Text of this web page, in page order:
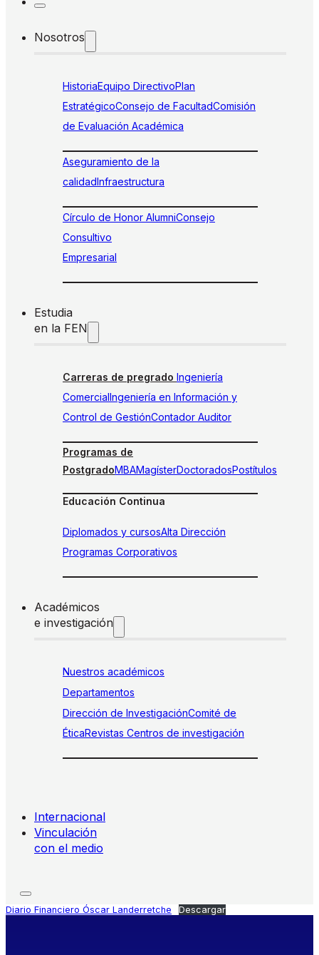
Nosotros
HistoriaEquipo DirectivoPlan
EstratégicoConsejo de FacultadComisión
de Evaluación Académica
Aseguramiento de la
calidadInfraestructura
Círculo de Honor AlumniConsejo
Consultivo
Empresarial
Estudia
en la FEN
Carreras de pregrado Ingeniería
ComercialIngeniería en Información y
Control de GestiónContador Auditor
Programas de
PostgradoMBAMagísterDoctoradosPostítulos
Educación Continua
Diplomados y cursosAlta Dirección
Programas Corporativos
Académicos
e investigación
Nuestros académicos
Departamentos
Dirección de InvestigaciónComité de
ÉticaRevistas Centros de investigación
Internacional
Vinculación
con el medio
Diario Financiero Óscar Landerretche Descargar